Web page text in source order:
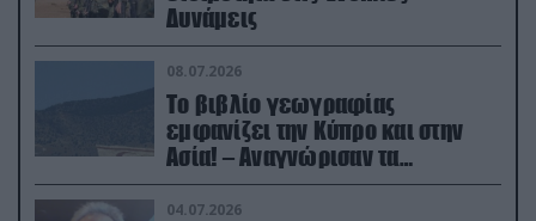
Δυνάμεις
08.07.2026
Το βιβλίο γεωγραφίας
εμφανίζει την Κύπρο και στην
Ασία! – Αναγνώρισαν τα
κατεχόμενα; (φωτο)
04.07.2026